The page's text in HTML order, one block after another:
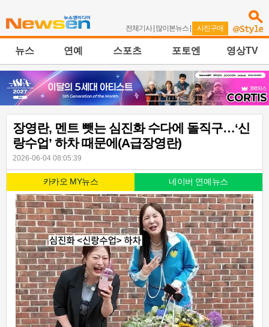
전체기사| 많이본뉴스 | 사진구매
뉴스 연예 스포츠 포토엔 영상TV
장영란, 멘트 뺏는 심진화 수다에 돌직구…‘신
랑수업’ 하차 때문에(A급장영란)
2026-06-04 08:05:39
카카오 MY뉴스 네이버 연예뉴스